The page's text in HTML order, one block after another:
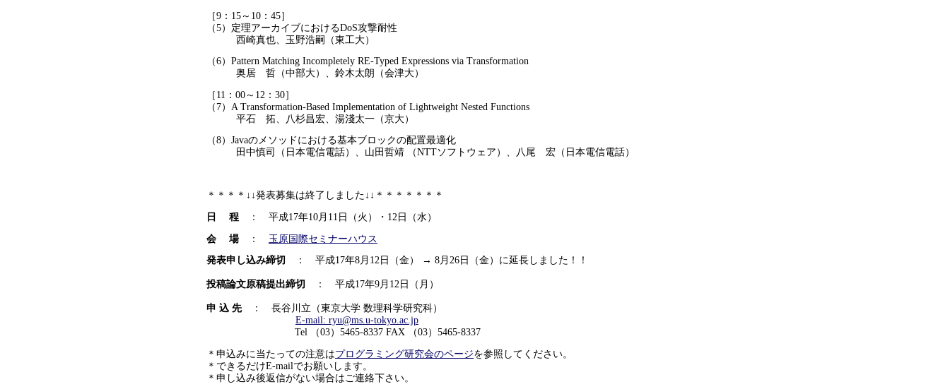
［9：15～10：45］
（5）定理アーカイブにおけるDoS攻撃耐性
西崎真也、玉野浩嗣（東工大）
（6）Pattern Matching Incompletely RE-Typed Expressions via Transformation
奥居 哲（中部大）、鈴木太朗（会津大）
［11：00～12：30］
（7）A Transformation-Based Implementation of Lightweight Nested Functions
平石 拓、八杉昌宏、湯淺太一（京大）
（8）Javaのメソッドにおける基本ブロックの配置最適化
田中慎司（日本電信電話）、山田哲靖 （NTTソフトウェア）、八尾 宏（日本電信電話）
＊＊＊＊↓↓発表募集は終了しました↓↓＊＊＊＊＊＊＊
日 程 ： 平成17年10月11日（火）・12日（水）
会 場： 玉原国際セミナーハウス
発表申し込み締切 ： 平成17年8月12日（金） → 8月26日（金）に延長しました！！
投稿論文原稿提出締切 ： 平成17年9月12日（月）
申 込 先： 長谷川立（東京大学 数理科学研究科）
E-mail: ryu@ms.u-tokyo.ac.jp
Tel （03）5465-8337 FAX （03）5465-8337
＊申込みに当たっての注意はプログラミング研究会のページを参照してください。
＊できるだけE-mailでお願いします。
＊申し込み後返信がない場合はご連絡下さい。